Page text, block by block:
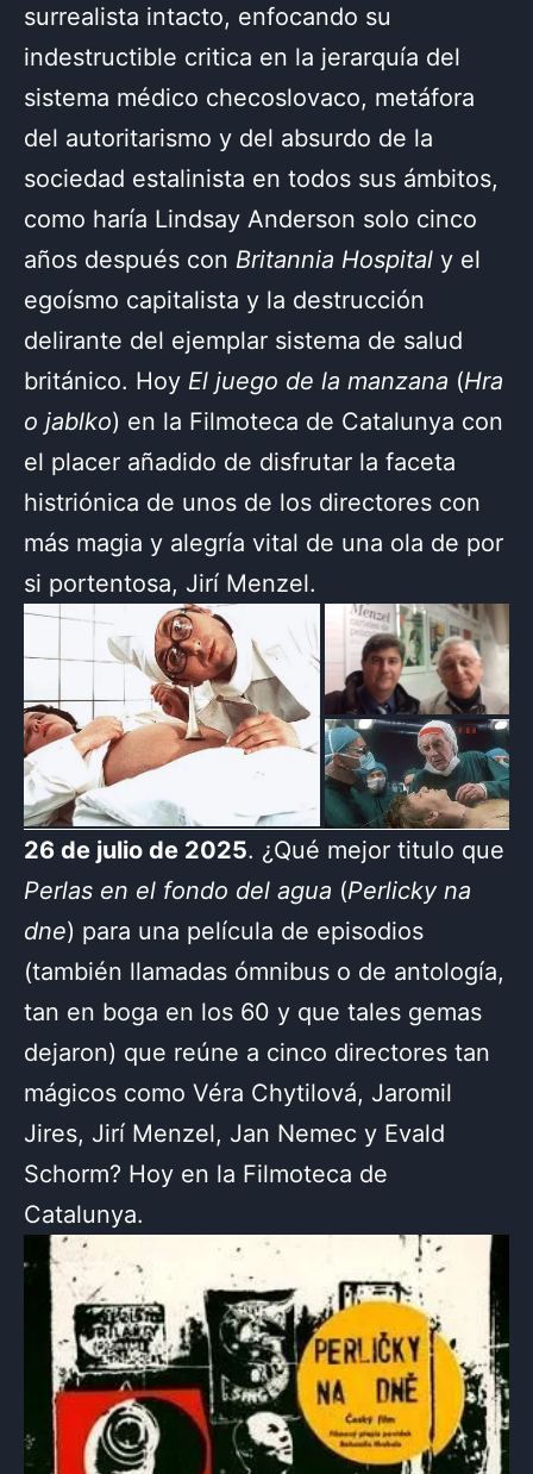
surrealista intacto, enfocando su
indestructible critica en la jerarquía del
sistema médico checoslovaco, metáfora
del autoritarismo y del absurdo de la
sociedad estalinista en todos sus ámbitos,
como haría Lindsay Anderson solo cinco
años después con Britannia Hospital y el
egoísmo capitalista y la destrucción
delirante del ejemplar sistema de salud
británico. Hoy El juego de la manzana (Hra
o jablko) en la Filmoteca de Catalunya con
el placer añadido de disfrutar la faceta
histriónica de unos de los directores con
más magia y alegría vital de una ola de por
si portentosa, Jirí Menzel.
26 de julio de 2025. ¿Qué mejor titulo que
Perlas en el fondo del agua (Perlicky na
dne) para una película de episodios
(también llamadas ómnibus o de antología,
tan en boga en los 60 y que tales gemas
dejaron) que reúne a cinco directores tan
mágicos como Véra Chytilová, Jaromil
Jires, Jirí Menzel, Jan Nemec y Evald
Schorm? Hoy en la Filmoteca de
Catalunya.